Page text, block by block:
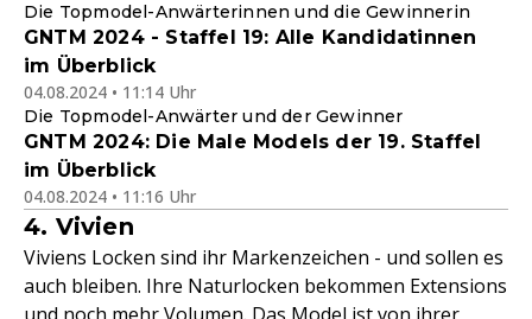
Die Topmodel-Anwärterinnen und die Gewinnerin
GNTM 2024 - Staffel 19: Alle Kandidatinnen
im Überblick
04.08.2024 • 11:14 Uhr
Die Topmodel-Anwärter und der Gewinner
GNTM 2024: Die Male Models der 19. Staffel
im Überblick
04.08.2024 • 11:16 Uhr
4. Vivien
Viviens Locken sind ihr Markenzeichen - und sollen es
auch bleiben. Ihre Naturlocken bekommen Extensions